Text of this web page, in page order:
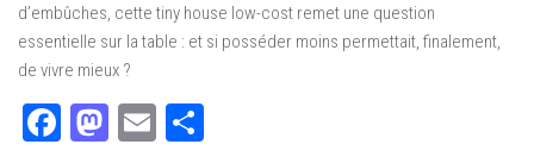
d’embûches, cette tiny house low-cost remet une question
essentielle sur la table : et si posséder moins permettait, finalement,
de vivre mieux ?
Facebook
Mastodon
Email